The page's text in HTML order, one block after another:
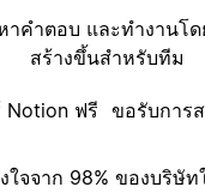
าคำตอบ และทำงานโ
สร้างขึ้นสำหรับทีม
Notion ฟรี ขอรับการ
ใจจาก 98% ของบริษั